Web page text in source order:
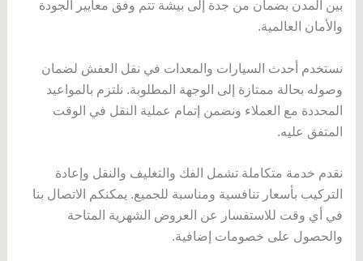
بين المدن بضمان من جدة إلى بيشة تتم وفق معايير الجودة
والأمان العالمية.
نستخدم أحدث السيارات والمعدات في نقل العفش لضمان
وصوله بحالة ممتازة إلى الوجهة المطلوبة. نلتزم بالمواعيد
المحددة مع العملاء ونضمن إتمام عملية النقل في الوقت
المتفق عليه.
نقدم خدمة متكاملة تشمل الفك والتغليف والنقل وإعادة
التركيب بأسعار تنافسية ومناسبة للجميع. يمكنكم الاتصال بنا
في أي وقت للاستفسار عن العروض الشهرية المتاحة
والحصول على خصومات إضافية.